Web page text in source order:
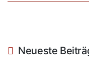
Neueste